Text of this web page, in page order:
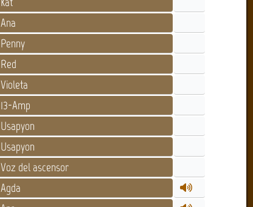
Ana
Penny
Red
Violeta
13-Amp
Usapyon
Usapyon
Voz del ascensor
Agda